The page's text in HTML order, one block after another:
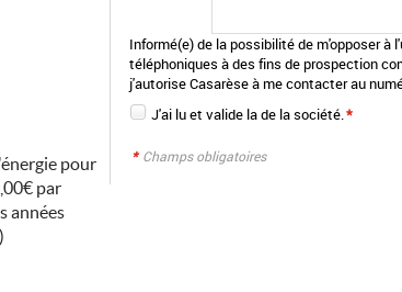
pour
par
années
Informé(e) de la possibilité de m'opposer à
téléphoniques à des fins de prospection
j'autorise Casarèse à me contacter au
J'ai lu et valide lade la société.*
* Champs obligatoires